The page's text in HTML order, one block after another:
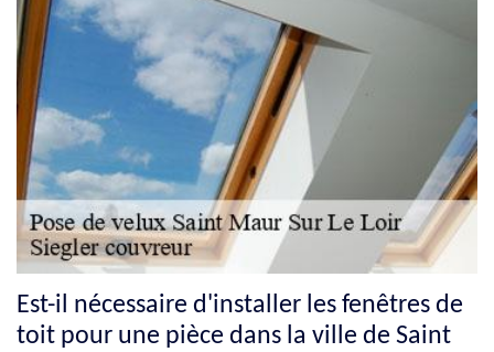
Est-il nécessaire d'installer les fenêtres de
toit pour une pièce dans la ville de Saint